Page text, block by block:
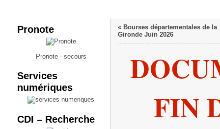
Pronote
Pronote - secours
Services
numériques
CDI – Recherche
« Bourses départementales de la
Gironde Juin 2026
FIN